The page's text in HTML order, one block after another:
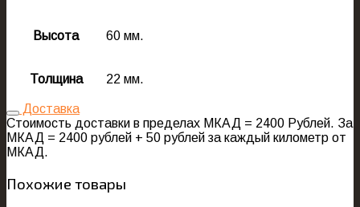
Высота 60 мм.
Толщина 22 мм.
Доставка
Стоимость доставки в пределах МКАД = 2400 Рублей. За
МКАД = 2400 рублей + 50 рублей за каждый километр от
МКАД.
Похожие товары